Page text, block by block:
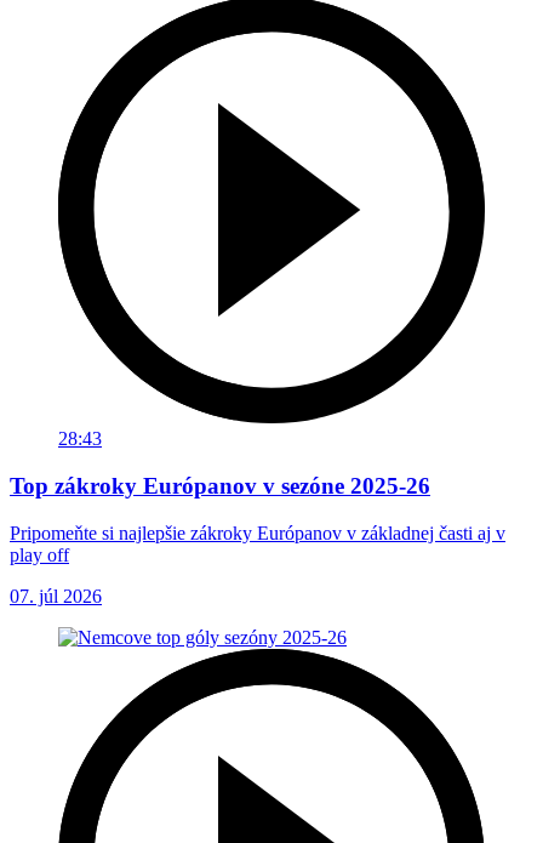
28:43
Top zákroky Európanov v sezóne 2025-26
Pripomeňte si najlepšie zákroky Európanov v základnej časti aj v
play off
07. júl 2026